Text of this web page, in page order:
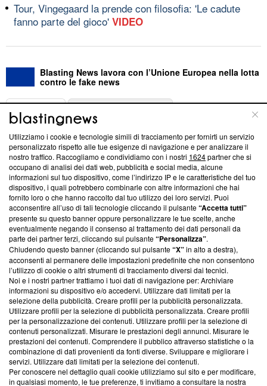
Tour, Vingegaard la prende con filosofia: 'Le cadute
fanno parte del gioco' VIDEO
Blasting News lavora con l’Unione Europea nella lotta
contro le fake news
ABOUT
Questa sezione offre informazioni trasparenti su Blasting
News, sui nostri processi editoriali e su come ci impegniamo a
creare news di qualità. Inoltre, afferma la nostra aderenza a
‘Trust Project - News with Integrity’Blasting News non è
ancora membro del programma, ma ha richiesto di farne
parte; Trust Project non ha ancora effettuato una verifica di
conformità agli standard.
Su di noi
Team editoriale
Corporate
Redazione
Informativa Privacy
Cookie Policy
Blasting SA, IDI CHE-247.845.224, Via Carlo Frasca, 3 - 6900
Lugano (Svizzera) Tel:+39 0690258937
Utilizziamo i cookie e tecnologie simili di tracciamento per fornirti un servizio
personalizzato rispetto alle tue esigenze di navigazione e per analizzare il
nostro traffico. Raccogliamo e condividiamo con i nostri 1624partner che si
occupano di analisi dei dati web, pubblicità e social media, alcune
informazioni sul tuo dispositivo, come l’indirizzo IP e le caratteristiche del tuo
dispositivo, i quali potrebbero combinarle con altre informazioni che hai
fornito loro o che hanno raccolto dal tuo utilizzo dei loro servizi. Puoi
acconsentire all’uso di tali tecnologie cliccando il pulsante“Accetta tutti”
presente su questo banner oppure personalizzare le tue scelte, anche
eventualmente negando il consenso al trattamento dei dati personali da
parte dei partner terzi, cliccando sul pulsante“Personalizza”.
Chiudendo questo banner (cliccando sul pulsante“X”in alto a destra),
acconsenti al permanere delle impostazioni predefinite che non consentono
l’utilizzo di cookie o altri strumenti di tracciamento diversi dai tecnici.
Noi e i nostri partner trattiamo i tuoi dati di navigazione per: Archiviare
informazioni su dispositivo e/o accedervi. Utilizzare dati limitati per la
selezione della pubblicità. Creare profili per la pubblicità personalizzata.
Utilizzare profili per la selezione di pubblicità personalizzata. Creare profili
per la personalizzazione dei contenuti. Utilizzare profili per la selezione di
contenuti personalizzati. Misurare le prestazioni degli annunci. Misurare le
prestazioni dei contenuti. Comprendere il pubblico attraverso statistiche o la
combinazione di dati provenienti da fonti diverse. Sviluppare e migliorare i
servizi. Utilizzare dati limitati per la selezione dei contenuti.
Per conoscere nel dettaglio quali cookie utilizziamo sul sito e per modificare,
in qualsiasi momento, le tue preferenze, ti invitiamo a consultare la nostra